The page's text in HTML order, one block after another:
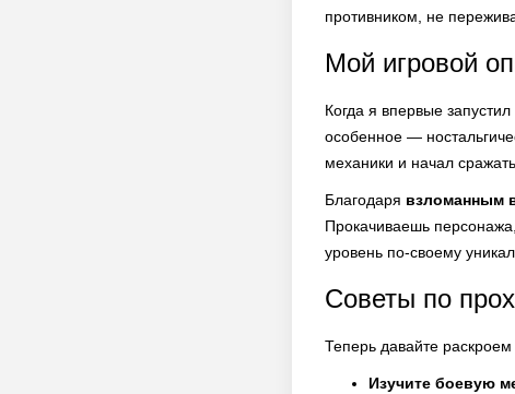
противником, не
Мой игровой
Когда я впервые
особенное —
механики и начал
Благодаря взломанным
Прокачиваешь
уровень по-своему
Советы по
Теперь давайте
Изучите боевую